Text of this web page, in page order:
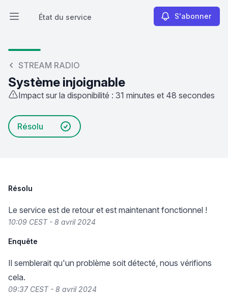
Ouvrir le menu principal
État du service
État du service S'abonner
STREAM RADIO
Système injoignable
Impact sur la disponibilité : 31 minutes et 48 secondes
Résolu
Résolu
Le service est de retour et est maintenant fonctionnel !
10:09 CEST - 8 avril 2024
Enquête
Il semblerait qu'un problème soit détecté, nous vérifions
cela.
09:37 CEST - 8 avril 2024